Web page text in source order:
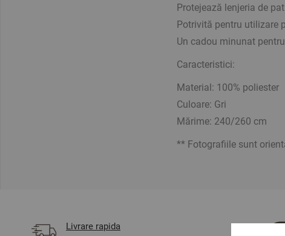
Protejează lenjeria de
Potrivită pentru utilizare
Un cadou minunat
Caracteristici:
Material: 100% poliester
Culoare: Gri
Mărime: 240/260 cm
** Fotografiile sunt
Livrare rapida